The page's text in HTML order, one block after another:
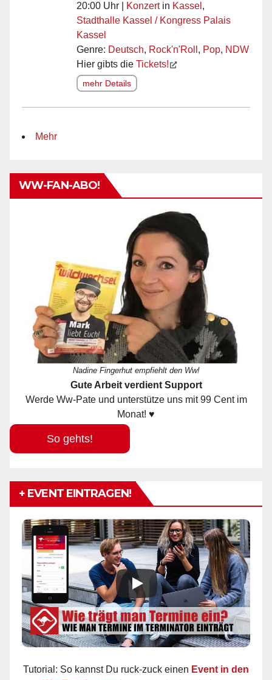
20:00 Uhr | Konzertin Kassel ,
Stadthalle Kassel / Kongress Palais
Kassel
Genre: Deutsch, Rock'n'Roll , Pop, NDW
Hier gibts die Tickets!
mehr Details
Mehr
WW-FAN-ABO!
Nadine Fingerhut empfiehlt den Ww!
Gute Arbeit verdient Support
Werde Ww-Pate und unterstütze uns mit 99 Cent im
Monat! ♥
So gehts!
+ EVENT EINTRAGEN!
Tutorial: So kannst Du ruck-zuck einen Event in den